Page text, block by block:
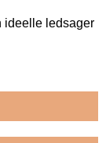
ideelle ledsager